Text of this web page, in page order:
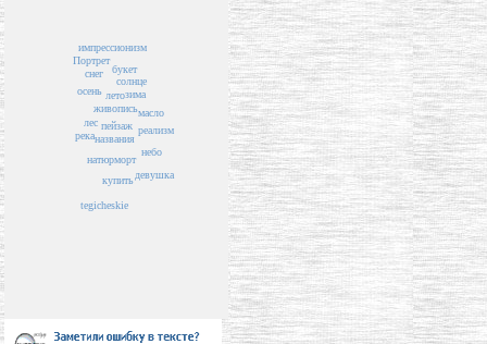
пейзаж
названия
живопись
лето
натюрморт
купить
солнце
лес
зима
осень
букет
масло
река
снег
tegicheskie
реализм
небо
импрессионизм
Портрет
девушка